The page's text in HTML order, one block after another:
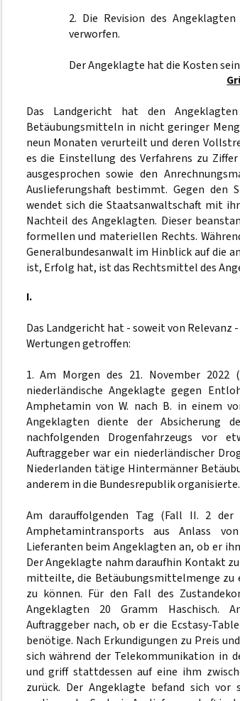
2. Die Revision des
verworfen.
Der Angeklagte hat die Kosten
Das Landgericht hat den
Betäubungsmitteln in nicht geringer
neun Monaten verurteilt und deren
es die Einstellung des Verfahrens zu
ausgesprochen sowie den
Auslieferungshaft bestimmt. Gegen den
wendet sich die Staatsanwaltschaft mit
Nachteil des Angeklagten. Dieser
formellen und materiellen Rechts.
Generalbundesanwalt im Hinblick auf die
ist, Erfolg hat, ist das Rechtsmittel des
I.
Das Landgericht hat - soweit von
Wertungen getroffen:
1. Am Morgen des 21. November
niederländische Angeklagte gegen
Amphetamin von W. nach B. in einem
Angeklagten diente der Absicherung
nachfolgenden Drogenfahrzeugs vor
Auftraggeber war ein niederländischer
Niederlanden tätige Hintermänner
anderem in die Bundesrepublik organisierte.
Am darauffolgenden Tag (Fall II. 2 der
Amphetamintransports aus Anlass
Lieferanten beim Angeklagten an, ob er
Der Angeklagte nahm daraufhin Kontakt
mitteilte, die Betäubungsmittelmenge zu
zu können. Für den Fall des
Angeklagten 20 Gramm Haschisch.
Auftraggeber nach, ob er die Ecstasy-
benötige. Nach Erkundigungen zu Preis
sich während der Telekommunikation in
und griff stattdessen auf eine ihm
zurück. Der Angeklagte befand sich